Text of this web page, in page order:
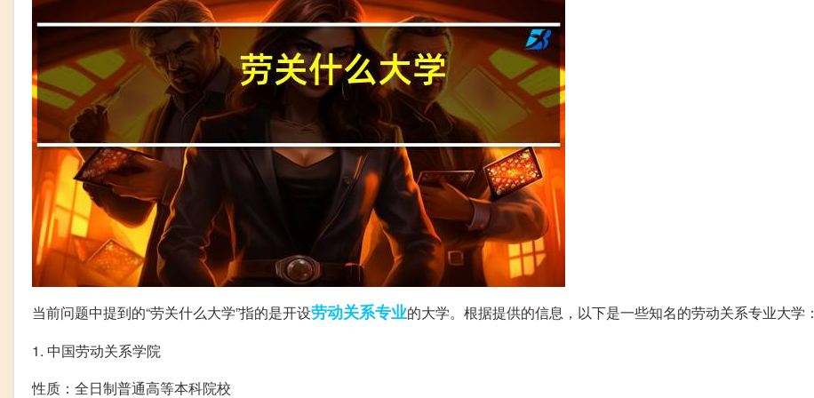
当前问题中提到的“劳关什么大学”指的是开设劳动关系专业的大学。根据提供的信息，以下是一些知名的劳动关系专业大学：
1. 中国劳动关系学院
性质：全日制普通高等本科院校